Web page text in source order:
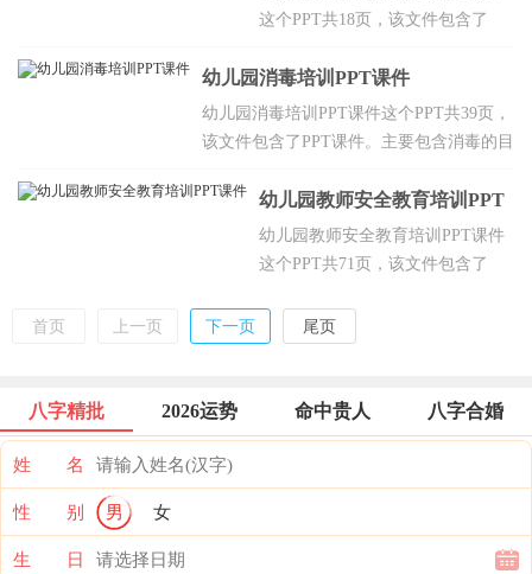
内容,达到拓展想像空间，增强形象记忆,
这个PPT共18页，该文件包含了
育游戏的特征，幼儿园体育和民间
体育游戏，民间体育游戏的概念，
欢迎点击下载。
幼儿园消毒培训PPT课件
幼儿园消毒培训PPT课件这个PPT共39页，
该文件包含了PPT课件。主要包含消毒的目
幼机构日常消毒措施有哪些，常用消毒液
的配制及注意事项等，欢迎点击下载。
幼儿园教师安全教育培训PPT
课件
幼儿园教师安全教育培训PPT课件
这个PPT共71页，该文件包含了
安全事故，幼儿伤害事故的主要类
型，幼儿教师专有的义务等，欢迎
首页 上一页 下一页 尾页
八字精批 2026运势 命中贵人 八字合婚
姓 名
性 别 男 女
生 日